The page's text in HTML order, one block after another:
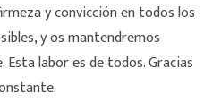
y convicción en todos los
y os mantendremos
Esta labor es de todos. Gracias